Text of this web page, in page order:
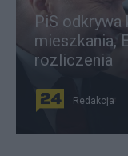
PiS odkrywa
mieszkania,
rozliczenia
Redakcja